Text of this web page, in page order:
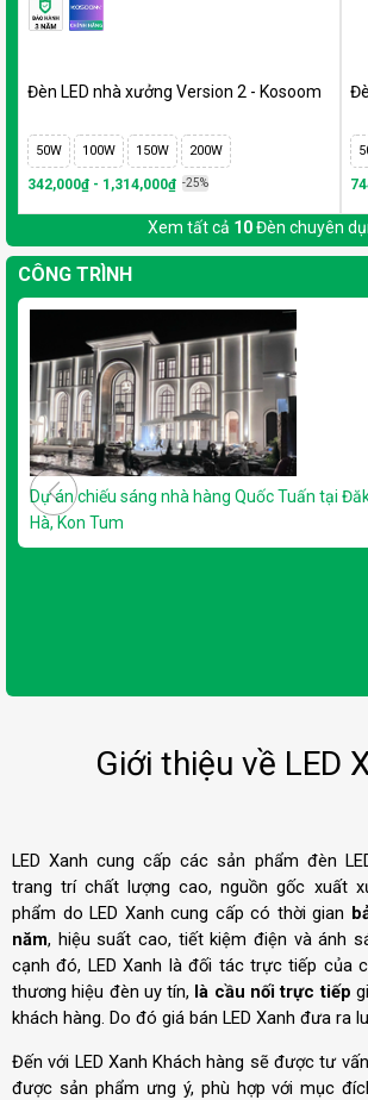
Đèn LED nhà xưởng Version 2 - Kosoom
50W 100W 150W 200W
342,000₫ - 1,314,000₫ -25%
Xem tất cả 10Đèn chuyên
CÔNG TRÌNH
Dự án chiếu sáng nhà hàng Quốc Tuấn tại
Hà, Kon Tum
Giới thiệu về LED
LED Xanh cung cấp các sản phẩm đèn
trang trí chất lượng cao, nguồn gốc xuất
phẩm do LED Xanh cung cấp có thời gian
năm, hiệu suất cao, tiết kiệm điện và ánh
cạnh đó, LED Xanh là đối tác trực tiếp của
thương hiệu đèn uy tín, là cầu nối trực tiếp
khách hàng. Do đó giá bán LED Xanh đưa ra
Đến với LED Xanh Khách hàng sẽ được tư
được sản phẩm ưng ý, phù hợp với mục